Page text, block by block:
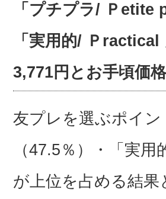
「プチプラ/ Ｐetite
「実用的/ Ｐ
3,771円とお手頃価
友プレを選ぶポイ
（47.5％）・「実
が上位を占める結